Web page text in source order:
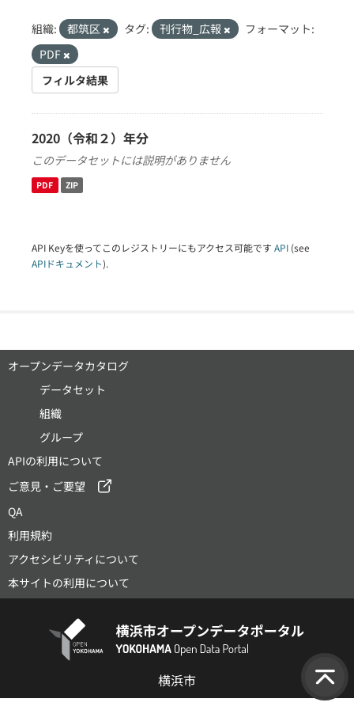
組織: 都筑区 タグ: 刊行物_広報
フォーマット:
PDF
フィルタ結果
2020（令和２）年分
このデータセットには説明がありません
PDF ZIP
API Keyを使ってこのレジストリーにもアクセス可能です API (see
APIドキュメント).
オープンデータカタログ
データセット
組織
グループ
APIの利用について
ご意見・ご要望
QA
利用規約
アクセシビリティについて
本サイトの利用について
横浜市